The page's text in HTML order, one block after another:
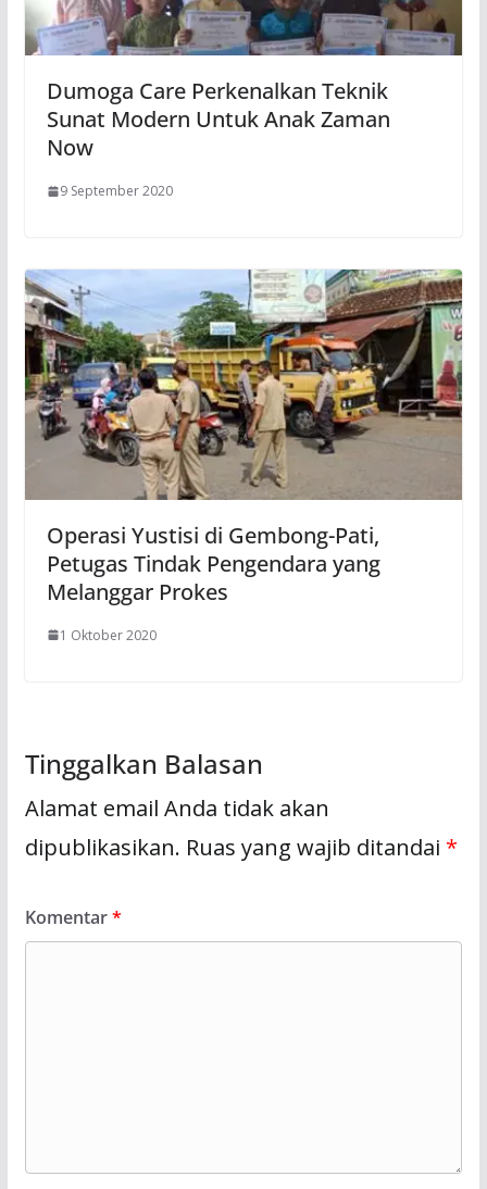
Dumoga Care Perkenalkan Teknik
Sunat Modern Untuk Anak Zaman
Now
9 September 2020
Operasi Yustisi di Gembong-Pati,
Petugas Tindak Pengendara yang
Melanggar Prokes
1 Oktober 2020
Tinggalkan Balasan
Alamat email Anda tidak akan
dipublikasikan. Ruas yang wajib ditandai *
Komentar*